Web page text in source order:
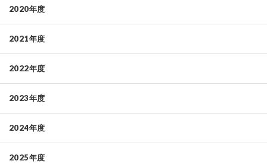
2020年度
2021年度
2022年度
2023年度
2024年度
2025年度